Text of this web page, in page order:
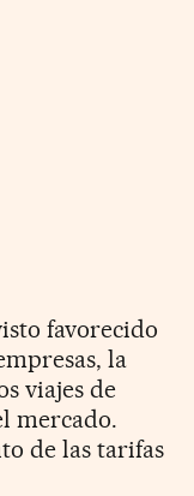
favorecido
la
viajes de
mercado.
de las tarifas